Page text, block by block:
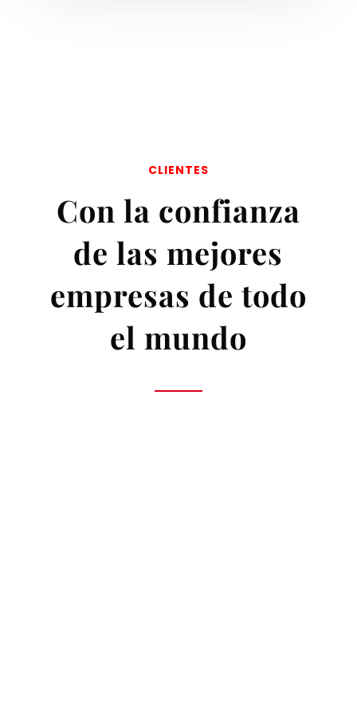
CLIENTES
Con la confianza
de las mejores
empresas de todo
el mundo